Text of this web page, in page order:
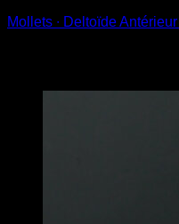
Mollets ∙ Deltoïde